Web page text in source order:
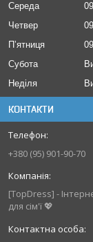
Середа
Четвер
Пʼятниця
Субота
Неділя
КОНТАКТИ
+380 (95) 901-90-70
[TopDress] -
для сім'ї 💖